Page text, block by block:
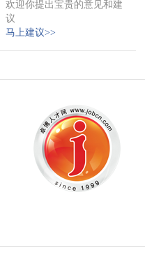
欢迎你提出宝贵的意见和建
议
马上建议>>